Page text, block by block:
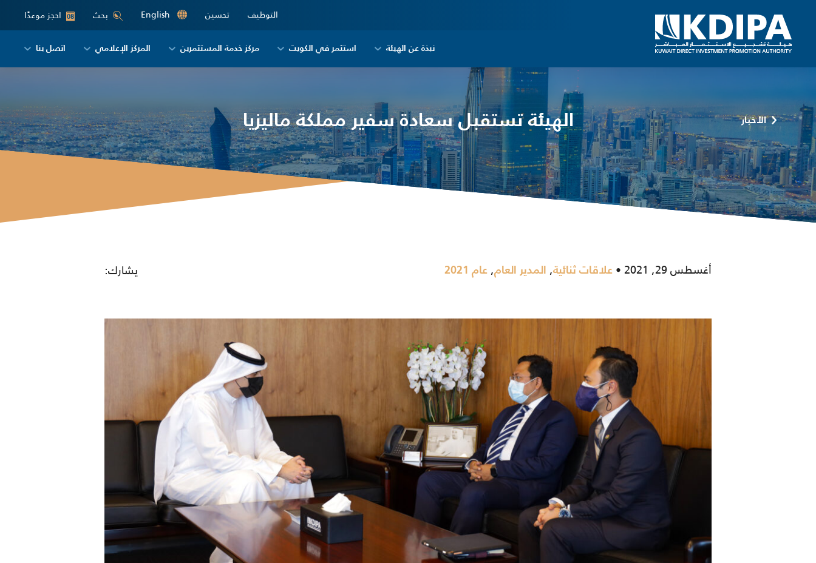
التوظيف تحسين English بحث 08 احجز موعدًا
نبذة عن الهيئة استثمر في الكويت مركز خدمة المستثمرين المركز الإعلامي اتصل بنا
الهيئة تستقبل سعادة سفير مملكة ماليزيا الأخبار
أغسطس 29, 2021 علاقات ثنائية, المدير العام, عام 2021 يشارك: